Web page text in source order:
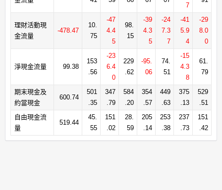
7
理財活動現
金流量
-478.47
10.
75
-47
4.4
5
98.
15
-39
4.3
5
-24
7.3
7
-41
5.9
4
-29
8.0
0
淨現金流量 99.38
153
.56
-23
6.4
0
229
.62
-95.
06
74.
51
-15
4.3
8
61.
79
期末現金及
約當現金
600.74
501
.35
347
.79
584
.20
354
.57
449
.63
375
.13
529
.51
自由現金流
量
519.44
45.
55
151
.02
28.
59
205
.14
253
.38
237
.73
151
.42